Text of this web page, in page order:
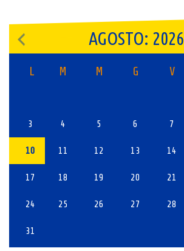
AGOSTO: 2026
L M M G V
3 4 5 6 7
10 11 12 13 14
17 18 19 20 21
24 25 26 27 28
31